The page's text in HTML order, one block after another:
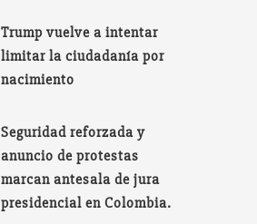
Trump vuelve a intentar
limitar la ciudadanía por
nacimiento
Seguridad reforzada y
anuncio de protestas
marcan antesala de jura
presidencial en Colombia.